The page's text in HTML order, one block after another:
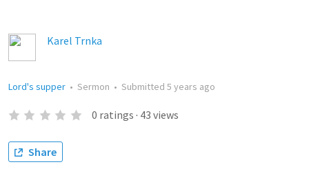
Karel Trnka
Lord's supper • Sermon • Submitted 5 years ago
0 ratings · 43 views
Share